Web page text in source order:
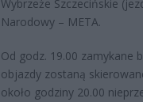
Wybrzeże Szczecińskie
Narodowy – META.
Od godz. 19.00 zamykane
objazdy zostaną
około godziny 20.00